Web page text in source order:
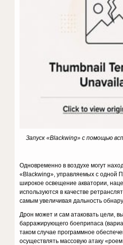
Запуск «Blackwing» с помощью
Одновременно в воздухе могут
«Blackwing», управляемых с одной
широкое освещение акватории,
используются в качестве
самым увеличивая дальность
Дрон может и сам атаковать цели,
барражирующего боеприпаса
таком случае программное
осуществлять массовую атаку